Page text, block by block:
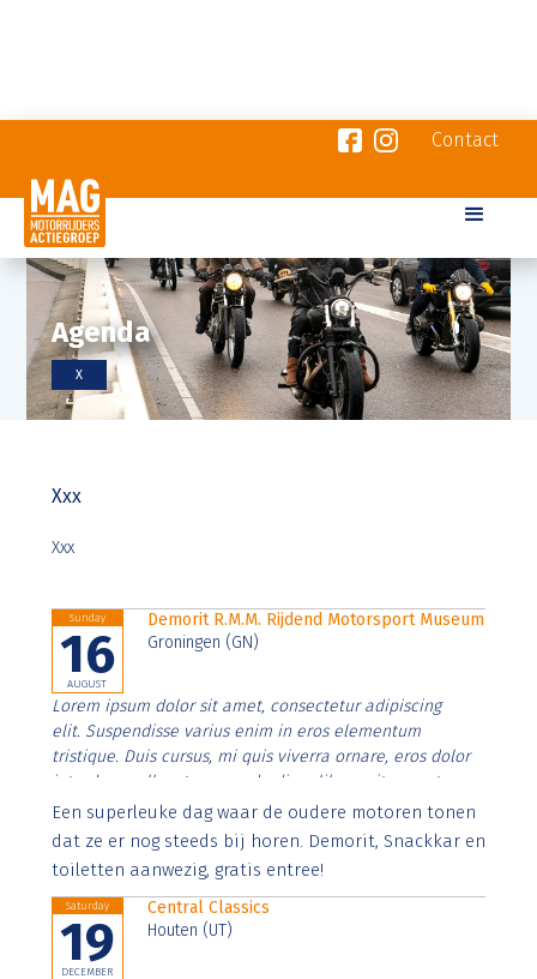
Contact
Agenda
X
Xxx
Xxx
Sunday
16
AUGUST
Demorit R.M.M. Rijdend Motorsport Museum
Groningen (GN)
Lorem ipsum dolor sit amet, consectetur adipiscing
elit. Suspendisse varius enim in eros elementum
tristique. Duis cursus, mi quis viverra ornare, eros dolor
interdum nulla, ut commodo diam libero vitae erat.
Aenean faucibus nibh et justo cursus id rutrum lorem
imperdiet. Nunc ut sem vitae risus tristique posuere.
Een superleuke dag waar de oudere motoren tonen
dat ze er nog steeds bij horen. Demorit, Snackkar en
toiletten aanwezig, gratis entree!
Saturday
19
DECEMBER
Central Classics
Houten (UT)